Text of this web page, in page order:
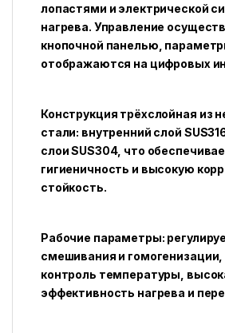
лопастями и электрической
нагрева. Управление
кнопочной панелью,
отображаются на цифровых
Конструкция трёхслойная из
стали: внутренний слой
слои SUS304, что
гигиеничность и высокую
стойкость.
Рабочие параметры:
смешивания и
контроль температуры,
эффективность нагрева и